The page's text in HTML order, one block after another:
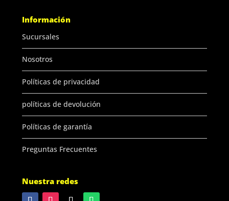
Información
Sucursales
Nosotros
Políticas de privacidad
políticas de devolución
Políticas de garantía
Preguntas Frecuentes
Nuestra redes